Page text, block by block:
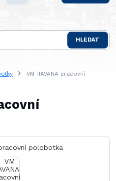
HLEDAT
VM HAVANA pracovní